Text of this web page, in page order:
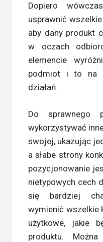
Dopiero
usprawnić
aby dany produkt
w oczach
elemencie
podmiot i to na
działań.
Do sprawnego
wykorzystywać
swojej, ukazując
a słabe strony
pozycjonowanie
nietypowych cech
się bardziej
wymienić wszelkie
użytkowe, jakie
produktu.